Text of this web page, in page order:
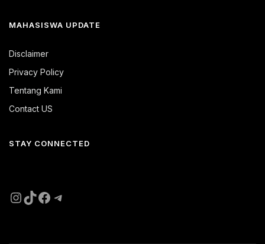
MAHASISWA UPDATE
Disclaimer
Privacy Policy
Tentang Kami
Contact US
STAY CONNECTED
Instagram
TikTok
Facebook
Telegram